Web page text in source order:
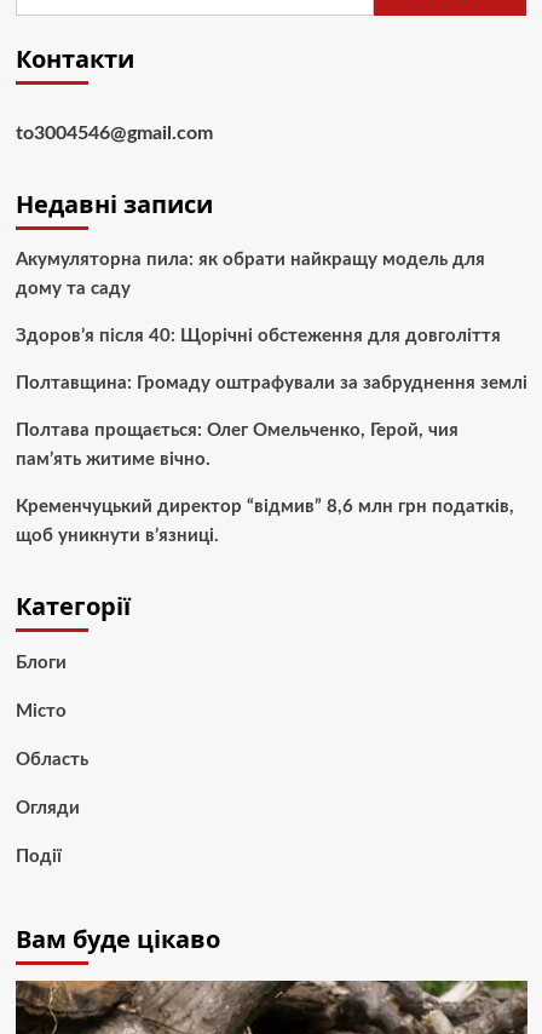
Контакти
to3004546@gmail.com
Недавні записи
Акумуляторна пила: як обрати найкращу модель для
дому та саду
Здоров’я після 40: Щорічні обстеження для довголіття
Полтавщина: Громаду оштрафували за забруднення землі
Полтава прощається: Олег Омельченко, Герой, чия
пам’ять житиме вічно.
Кременчуцький директор “відмив” 8,6 млн грн податків,
щоб уникнути в’язниці.
Категорії
Блоги
Місто
Область
Огляди
Події
Вам буде цікаво